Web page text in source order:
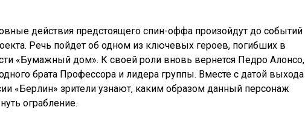
действия предстоящего спин-оффа произойдут до событий
Речь пойдет об одном из ключевых героев, погибших в
«Бумажный дом». К своей роли вновь вернется Педро Алонсо,
брата Профессора и лидера группы. Вместе с датой выхода
«Берлин» зрители узнают, каким образом данный персонаж
ограбление.